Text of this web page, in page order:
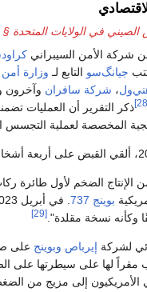
في الولايات المتحدة
شركة الأمن السيبراني
جيانگ‌سو التابع لـ وزارة أمن
، شركة سافران وآخرون
ذكر التقرير أن العمليات
المخصصة لعملية التجسس
الإنتاج الضخم لأول
بوينج 737 . في أبريل 2023 قال مات بوتينجر، النائب السابق لمستشار الأمن القومي خلال
وكأنه نسخة مقلدة".[29]
لشركة إيرباص وبوينج على
مقراً لها على سيطرتها على
الأمريكيون إلى مزيج من